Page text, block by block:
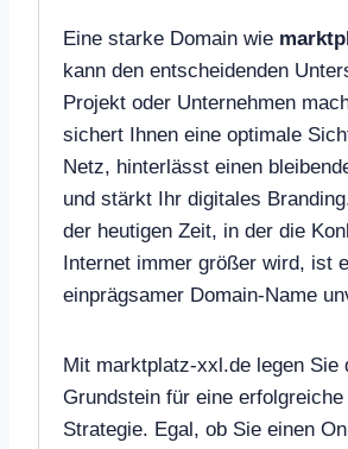
Eine starke Domain wie
kann den entscheidenden
Projekt oder Unternehmen
sichert Ihnen eine optimale
Netz, hinterlässt einen
und stärkt Ihr digitales
der heutigen Zeit, in der die
Internet immer größer wird, ist
einprägsamer Domain-Name
Mit marktplatz-xxl.de legen Sie
Grundstein für eine erfolgreiche
Strategie. Egal, ob Sie einen